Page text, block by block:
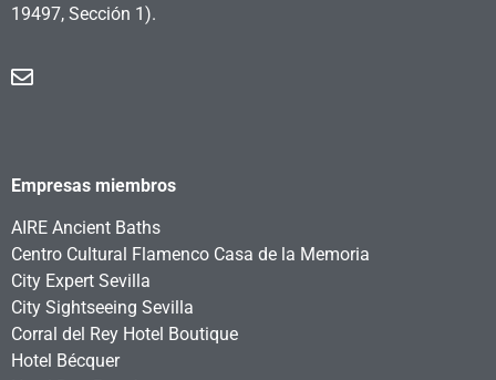
19497, Sección 1).
Empresas miembros
AIRE Ancient Baths
Centro Cultural Flamenco Casa de la Memoria
City Expert Sevilla
City Sightseeing Sevilla
Corral del Rey Hotel Boutique
Hotel Bécquer